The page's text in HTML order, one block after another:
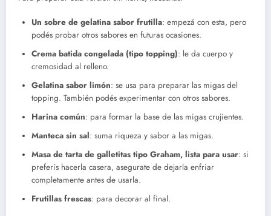
Un sobre de gelatina sabor frutilla: empezá con esta, pero
podés probar otros sabores en futuras ocasiones.
Crema batida congelada (tipo topping): le da cuerpo y
cremosidad al relleno.
Gelatina sabor limón: se usa para preparar las migas del
topping. También podés experimentar con otros sabores.
Harina común: para formar la base de las migas crujientes.
Manteca sin sal: suma riqueza y sabor a las migas.
Masa de tarta de galletitas tipo Graham, lista para usar: si
preferís hacerla casera, asegurate de dejarla enfriar
completamente antes de usarla.
Frutillas frescas: para decorar al final.